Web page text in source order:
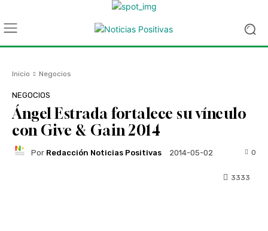
Inicio Negocios
NEGOCIOS
Ángel Estrada fortalece su vínculo
con Give & Gain 2014
Por Redacción Noticias Positivas 2014-05-02 0
3333